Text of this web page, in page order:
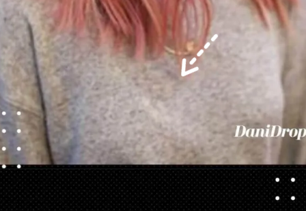
Opening https://danidrops.com.br/corte-de-cabelo-long-bob/